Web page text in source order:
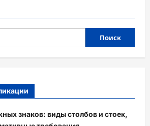
Поиск
знаков: виды столбов и стоек,